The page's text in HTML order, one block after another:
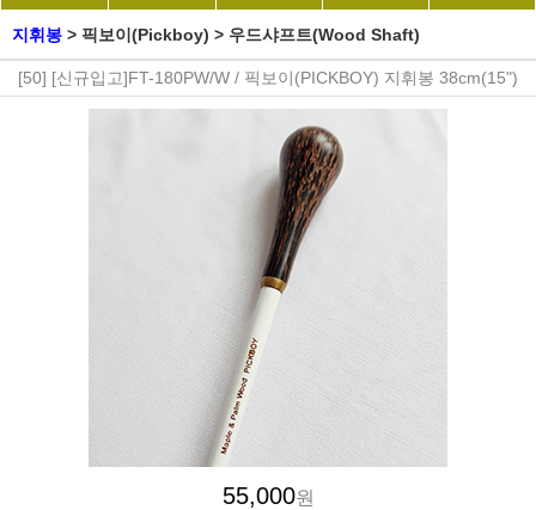
지휘봉 > 픽보이(Pickboy) > 우드샤프트(Wood Shaft)
[50] [신규입고]FT-180PW/W / 픽보이(PICKBOY) 지휘봉 38cm(15")
55,000원